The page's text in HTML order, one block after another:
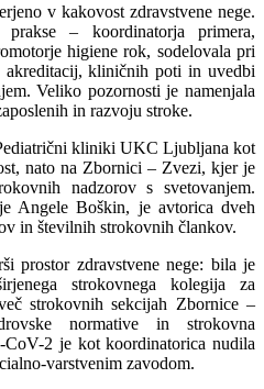
v kakovost zdravstvene nege.
– koordinatorja primera,
higiene rok, sodelovala pri
akreditacij, kliničnih poti in uvedbi
Veliko pozornosti je namenjala
in razvoju stroke.
kliniki UKC Ljubljana kot
nato na Zbornici – Zvezi, kjer je
nadzorov s svetovanjem.
Angele Boškin, je avtorica dveh
in številnih strokovnih člankov.
prostor zdravstvene nege: bila je
strokovnega kolegija za
strokovnih sekcijah Zbornice –
normative in strokovna
2 je kot koordinatorica nudila
varstvenim zavodom.